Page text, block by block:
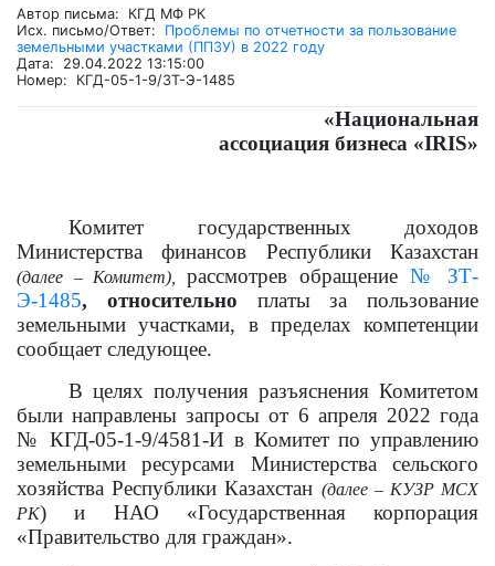
Автор письма: КГД МФ РК
Исх. письмо/Ответ: Проблемы по отчетности за пользование
земельными участками (ППЗУ) в 2022 году
Дата: 29.04.2022 13:15:00
Номер: КГД-05-1-9/ЗТ-Э-1485
«Национальная
ассоциация бизнеса «IRIS»
Комитет государственных доходов
Министерства финансов Республики Казахстан
(далее – Комитет), рассмотрев обращение № ЗТ-
Э-1485, относительно платы за пользование
земельными участками, в пределах компетенции
сообщает следующее.
В целях получения разъяснения Комитетом
были направлены запросы от 6 апреля 2022 года
№ КГД-05-1-9/4581-И в Комитет по управлению
земельными ресурсами Министерства сельского
хозяйства Республики Казахстан (далее – КУЗР МСХ
РК) и НАО «Государственная корпорация
«Правительство для граждан».